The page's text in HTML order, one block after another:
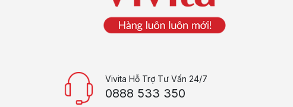
Vivita Hỗ Trợ Tư Vấn 24/7
0888 533 350